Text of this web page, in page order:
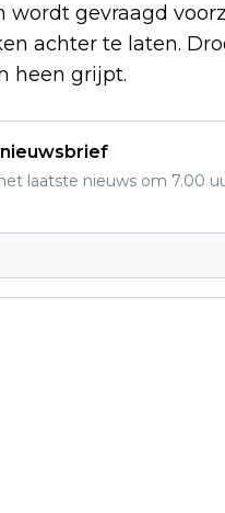
wordt gevraagd
achter te laten.
heen grijpt.
laatste nieuws om 7.00